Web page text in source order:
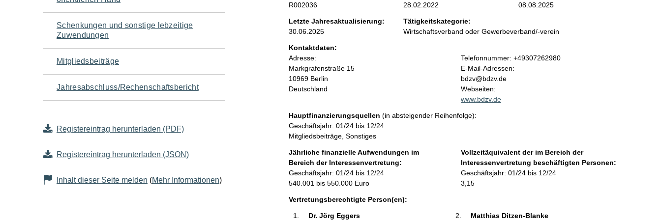
Schenkungen und sonstige lebzeitige
Zuwendungen
Mitgliedsbeiträge
Jahresabschluss/Rechenschaftsbericht
Registereintrag herunterladen (PDF)
Registereintrag herunterladen (JSON)
Inhalt dieser Seite melden (Mehr Informationen)
n
h
a
t
R002036
28.02.2022
08.08.2025
Letzte Jahresaktualisierung:
30.06.2025
Tätigkeitskategorie:
Wirtschaftsverband oder Gewerbeverband/-verein
Kontaktdaten:
Adresse:
Markgrafenstraße 15
10969 Berlin
Deutschland
K
o
n
t
a
t
f
o
r
m
Telefonnummer: +49307262980
E-Mail-Adressen:
bdzv@bdzv.de
Webseiten:
www.bdzv.de
Hauptfinanzierungsquellen (in absteigender Reihenfolge):
Geschäftsjahr: 01/24 bis 12/24
Mitgliedsbeiträge, Sonstiges
Jährliche finanzielle Aufwendungen im
Bereich der Interessenvertretung:
Geschäftsjahr: 01/24 bis 12/24
540.001 bis 550.000 Euro
Vollzeitäquivalent der im Bereich der
Interessenvertretung beschäftigten Personen:
Geschäftsjahr: 01/24 bis 12/24
3,15
Vertretungsberechtigte Person(en):
Dr. Jörg Eggers
Matthias Ditzen-Blanke